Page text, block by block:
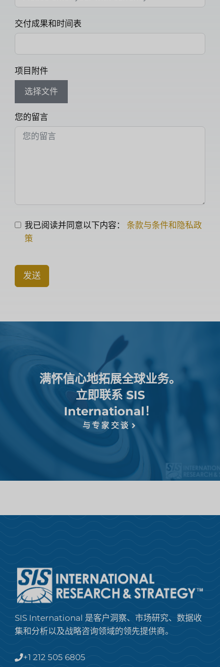
交付成果和时间表
项目附件
选择文件
您的留言
我已阅读并同意以下内容： 条款与条件和隐私政
策
发送
满怀信心地拓展全球业务。
立即联系 SIS
International！
与专家交谈
SIS International 是客户洞察、市场研究、数据收
集和分析以及战略咨询领域的领先提供商。
+1 212 505 6805